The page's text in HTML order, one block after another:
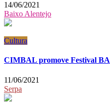
14/06/2021
Baixo Alentejo
Cultura
CIMBAL promove Festival BA
11/06/2021
Serpa